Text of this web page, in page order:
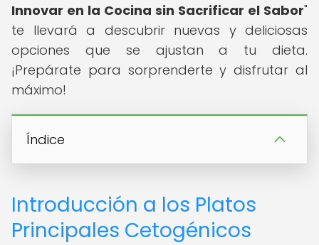
Innovar en la Cocina sin Sacrificar el Sabor"
te llevará a descubrir nuevas y deliciosas
opciones que se ajustan a tu dieta.
¡Prepárate para sorprenderte y disfrutar al
máximo!
Índice
Introducción a los Platos
Principales Cetogénicos